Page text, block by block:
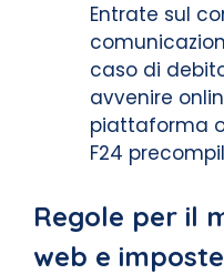
Entrate sul
caso di
avvenire
piattaforma
F24
Regole per il
web e